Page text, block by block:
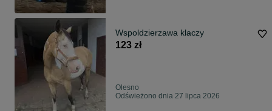
Wspoldzierzawa klaczy
123 zł
Olesno
Odświeżono dnia 27 lipca 2026